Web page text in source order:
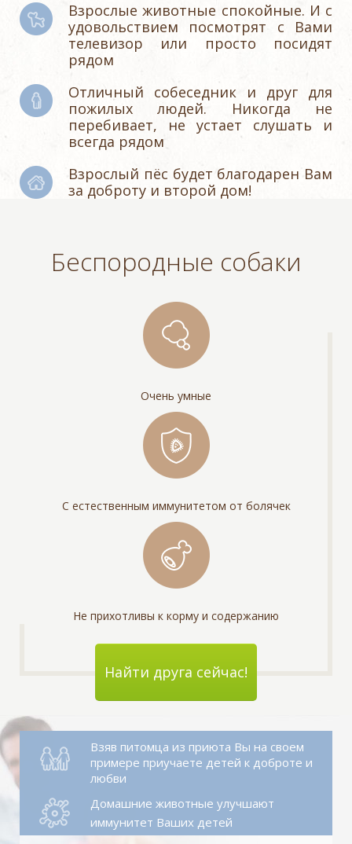
Взрослые животные спокойные. И с
удовольствием посмотрят с Вами
телевизор или просто посидят
рядом
Отличный собеседник и друг для
пожилых людей. Никогда не
перебивает, не устает слушать и
всегда рядом
Взрослый пёс будет благодарен Вам
за доброту и второй дом!
Беспородные собаки
Очень умные
С естественным иммунитетом от болячек
Не прихотливы к корму и содержанию
Найти друга сейчас!
Взяв питомца из приюта Вы на своем
примере приучаете детей к доброте и
любви
Домашние животные улучшают
иммунитет Ваших детей